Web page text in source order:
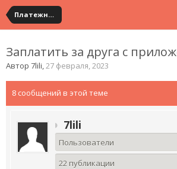
Платежная система ALIPAY и оплата банковскими картами
Заплатить за друга с
Автор 7lili,27 февраля, 2023
8 сообщений в этой теме
7lili
Пользователи
22 публикации